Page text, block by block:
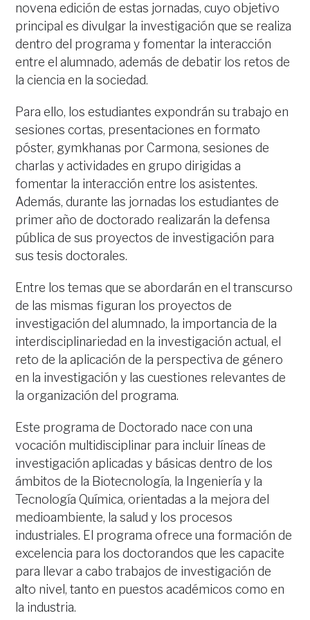
novena edición de estas jornadas, cuyo objetivo
principal es divulgar la investigación que se realiza
dentro del programa y fomentar la interacción
entre el alumnado, además de debatir los retos de
la ciencia en la sociedad.
Para ello, los estudiantes expondrán su trabajo en
sesiones cortas, presentaciones en formato
póster, gymkhanas por Carmona, sesiones de
charlas y actividades en grupo dirigidas a
fomentar la interacción entre los asistentes.
Además, durante las jornadas los estudiantes de
primer año de doctorado realizarán la defensa
pública de sus proyectos de investigación para
sus tesis doctorales.
Entre los temas que se abordarán en el transcurso
de las mismas figuran los proyectos de
investigación del alumnado, la importancia de la
interdisciplinariedad en la investigación actual, el
reto de la aplicación de la perspectiva de género
en la investigación y las cuestiones relevantes de
la organización del programa.
Este programa de Doctorado nace con una
vocación multidisciplinar para incluir líneas de
investigación aplicadas y básicas dentro de los
ámbitos de la Biotecnología, la Ingeniería y la
Tecnología Química, orientadas a la mejora del
medioambiente, la salud y los procesos
industriales. El programa ofrece una formación de
excelencia para los doctorandos que les capacite
para llevar a cabo trabajos de investigación de
alto nivel, tanto en puestos académicos como en
la industria.